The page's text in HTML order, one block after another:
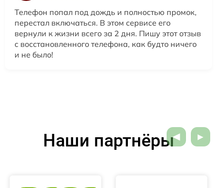
Телефон попал под дождь и полностью промок,
перестал включаться. В этом сервисе его
вернули к жизни всего за 2 дня. Пишу этот отзыв
с восстановленного телефона, как будто ничего
и не было!
Наши партнёры